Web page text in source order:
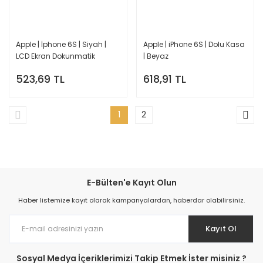
Apple | İphone 6S | Siyah |
LCD Ekran Dokunmatik
523,69 TL
Apple | iPhone 6S | Dolu Kasa
| Beyaz
618,91 TL
1 2
E-Bülten'e Kayıt Olun
Haber listemize kayıt olarak kampanyalardan, haberdar olabilirsiniz.
Kayıt Ol
Sosyal Medya İçeriklerimizi Takip Etmek İster misiniz ?